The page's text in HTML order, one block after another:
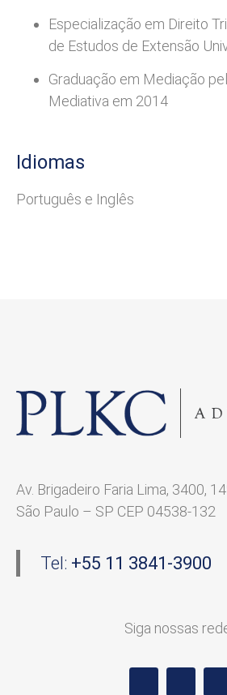
Especialização em Direito
de Estudos de Extensão
Graduação em Mediação
Mediativa em 2014
Idiomas
Português e Inglês
Av. Brigadeiro Faria Lima, 3400,
São Paulo – SP CEP 04538-132
Tel: +55 11 3841-3900
Siga nossas